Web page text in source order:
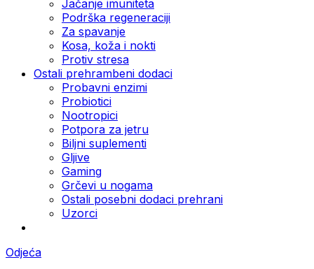
Jačanje imuniteta
Podrška regeneraciji
Za spavanje
Kosa, koža i nokti
Protiv stresa
Ostali prehrambeni dodaci
Probavni enzimi
Probiotici
Nootropici
Potpora za jetru
Biljni suplementi
Gljive
Gaming
Grčevi u nogama
Ostali posebni dodaci prehrani
Uzorci
Odjeća